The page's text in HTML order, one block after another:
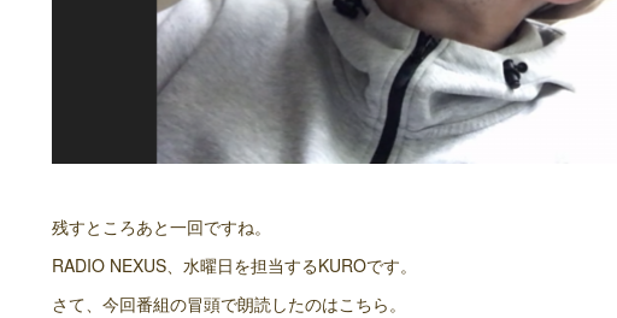
残すところあと一回ですね。
RADIO NEXUS、水曜日を担当するKUROです。
さて、今回番組の冒頭で朗読したのはこちら。